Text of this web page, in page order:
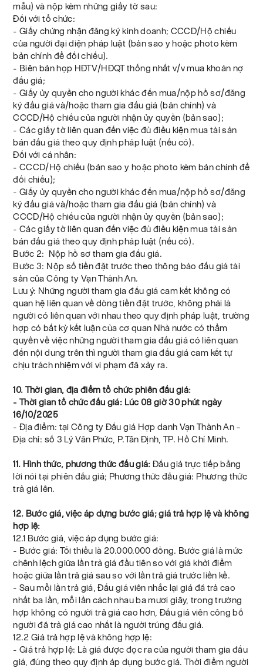
mẫu) và nộp kèm những giấy tờ sau:
Đối với tổ chức:
- Giấy chứng nhận đăng ký kinh doanh; CCCD/Hộ chiếu
của người đại diện pháp luật (bản sao y hoặc photo kèm
bản chính để đối chiếu).
- Biên bản họp HĐTV/HĐQT thống nhất v/v mua khoản nợ
đấu giá;
- Giấy ủy quyền cho người khác đến mua/nộp hồ sơ/đăng
ký đấu giá và/hoặc tham gia đấu giá (bản chính) và
CCCD/Hộ chiếu của người nhận ủy quyền (bản sao);
- Các giấy tờ liên quan đến việc đủ điều kiện mua tài sản
bán đấu giá theo quy định pháp luật (nếu có).
Đối với cá nhân:
- CCCD/Hộ chiếu (bản sao y hoặc photo kèm bản chính để
đối chiếu);
- Giấy ủy quyền cho người khác đến mua/nộp hồ sơ/đăng
ký đấu giá và/hoặc tham gia đấu giá (bản chính) và
CCCD/Hộ chiếu của người nhận ủy quyền (bản sao);
- Các giấy tờ liên quan đến việc đủ điều kiện mua tài sản
bán đấu giá theo quy định pháp luật (nếu có).
Bước 2: Nộp hồ sơ tham gia đấu giá.
Bước 3: Nộp số tiền đặt trước theo thông báo đấu giá tài
sản của Công ty Vạn Thành An.
Lưu ý: Những người tham gia đấu giá cam kết không có
quan hệ liên quan về dòng tiền đặt trước, không phải là
người có liên quan với nhau theo quy định pháp luật, trường
hợp có bất kỳ kết luận của cơ quan Nhà nước có thẩm
quyền về việc những người tham gia đấu giá có liên quan
đến nội dung trên thì người tham gia đấu giá cam kết tự
chịu trách nhiệm với vi phạm đã xảy ra.
10. Thời gian, địa điểm tổ chức phiên đấu giá:
- Thời gian tổ chức đấu giá: Lúc 08 giờ 30 phút ngày
16/10/2025
- Địa điểm: tại Công ty Đấu giá Hợp danh Vạn Thành An –
Địa chỉ: số 3 Lý Văn Phức, P.Tân Định, TP. Hồ Chí Minh.
11. Hình thức, phương thức đấu giá: Đấu giá trực tiếp bằng
lời nói tại phiên đấu giá; Phương thức đấu giá: Phương thức
trả giá lên.
12. Bước giá, việc áp dựng bước giá; giá trả hợp lệ và không
hợp lệ:
12.1 Bước giá, việc áp dụng bước giá:
- Bước giá: Tối thiểu là 20.000.000 đồng. Bước giá là mức
chênh lệch giữa lần trả giá đầu tiên so với giá khởi điểm
hoặc giữa lần trả giá sau so với lần trả giá trước liền kề.
- Sau mỗi lần trả giá, Đấu giá viên nhắc lại giá đã trả cao
nhất ba lần, mỗi lần cách nhau ba mươi giây, trong trường
hợp không có người trả giá cao hơn, Đấu giá viên công bố
người đã trả giá cao nhất là người trúng đấu giá.
12.2 Giá trả hợp lệ và không hợp lệ:
- Giá trả hợp lệ: Là giá được đọc ra của người tham gia đấu
giá, đúng theo quy định áp dụng bước giá. Thời điểm người